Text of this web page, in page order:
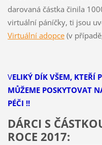
darovaná částka činila
virtuální páníčky, ti jsou
Virtuální adopce(v
VELIKÝ DÍK VŠEM, KTEŘÍ
MŮŽEME POSKYTOVAT
PÉČI !!
DÁRCI S
ROCE 2017: